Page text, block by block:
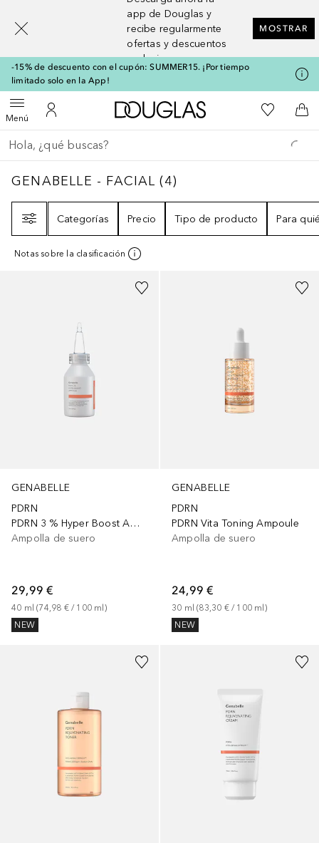
app de Douglas y
recibe regularmente
ofertas y descuentos
exclusivos
MOSTRAR
-15% de descuento con el cupón: SUMMER15. ¡Por tiempo
limitado solo en la App!
MenúAbrir menúMi cuenta
A Douglas HomeMi lista de
A
Regresar
Ejecutar búsqueda
GENABELLE - FACIAL4
GENABELLE - FACIAL (4)
Categorías
Precio Tipo de producto Para
Notas sobre la clasificación
GENABELLE
PDRN
PDRN 3 % Hyper Boost Ampoule
Ampolla de suero
29,99 €
40 ml (74,98 € / 100 ml )
NEW
GENABELLE
PDRN
PDRN Vita Toning Ampoule
Ampolla de suero
24,99 €
30 ml (83,30 € / 100 ml )
NEW
[navigation.slideout.screenreader]